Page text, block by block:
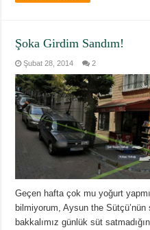
Şoka Girdim Sandım!
Şubat 28, 2014 2
Geçen hafta çok mu yoğurt
bilmiyorum, Aysun the
bakkalımız günlük süt